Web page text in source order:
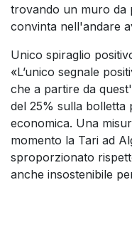
trovando un muro da
convinta nell'andare
Unico spiraglio
«L’unico segnale
che a partire da
del 25% sulla bolletta
economica. Una
momento la Tari ad
sproporzionato
anche insostenibile